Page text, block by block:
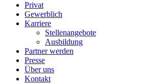
Privat
Gewerblich
Karriere
Stellenangebote
Ausbildung
Partner werden
Presse
Über uns
Kontakt